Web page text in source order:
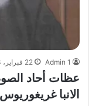
Admin 1 22 فبراير، 2023
عظات أحاد
الانبا غريغوريوس 41